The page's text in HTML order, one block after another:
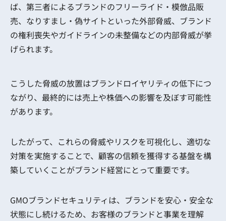
ば、第三者によるブランドのフリーライド・模倣品販
売、なりすまし・偽サイトといった外部脅威、ブランド
の権利喪失やガイドラインの未整備などの内部脅威が挙
げられます。
こうした脅威の放置はブランドロイヤリティの低下につ
ながり、最終的には売上や株価への影響を及ぼす可能性
があります。
したがって、これらの脅威やリスクを可視化し、適切な
対策を実施することで、顧客の信頼を獲得する基盤を構
築していくことがブランド経営にとって重要です。
GMOブランドセキュリティは、ブランドを安心・安全な
状態にし続けるため、お客様のブランドと事業を理解